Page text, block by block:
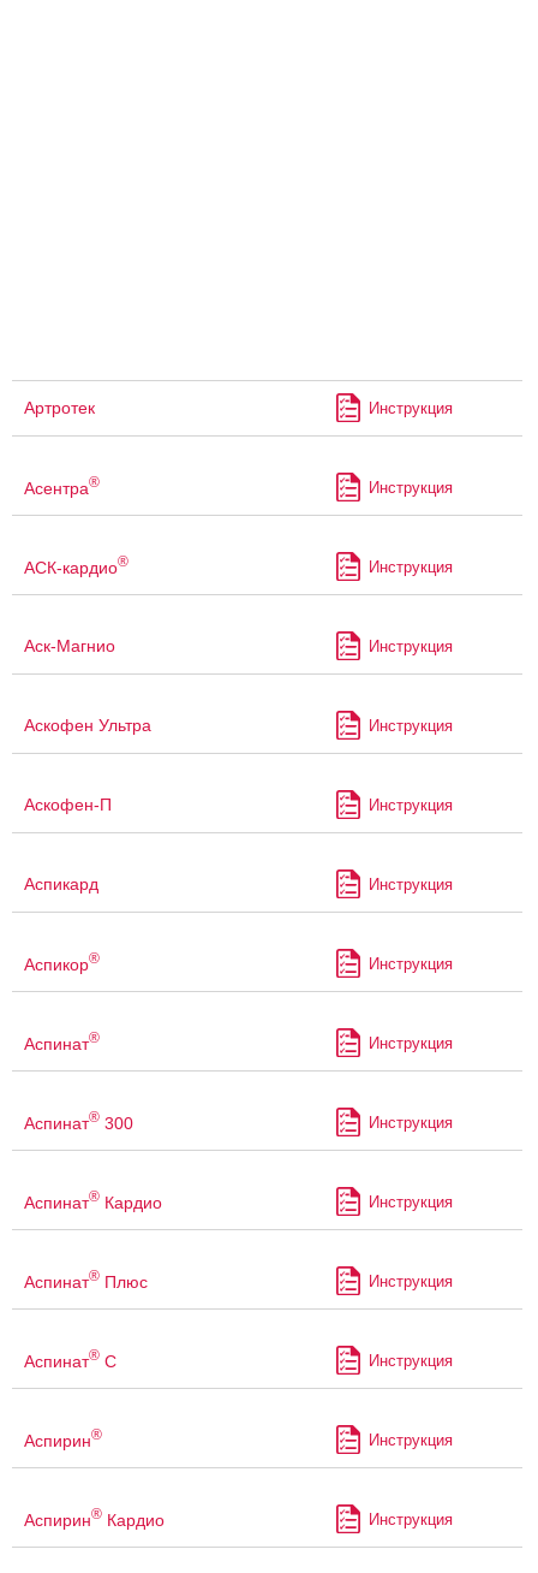
Артротек Инструкция
Асентра® Инструкция
АСК-кардио® Инструкция
Аск-Магнио Инструкция
Аскофен Ультра Инструкция
Аскофен-П Инструкция
Аспикард Инструкция
Аспикор® Инструкция
Аспинат® Инструкция
Аспинат® 300 Инструкция
Аспинат® Кардио Инструкция
Аспинат® Плюс Инструкция
Аспинат® С Инструкция
Аспирин® Инструкция
Аспирин® Кардио Инструкция